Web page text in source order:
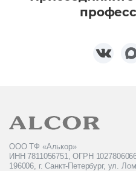
ООО ТФ «Алькор»
ИНН 7811056751, ОГРН
196006, г. Санкт-Петербург, ул.